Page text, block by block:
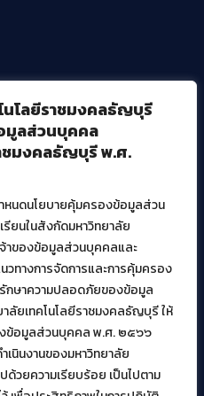
นโลยีราชมงคลธัญบุรี
มูลส่วนบุคคล
ชมงคลธัญบุรี พ.ศ.
หนดนโยบายคุ้มครองข้อมูลส่วน
ยนในสังกัดมหาวิทยาลัย
จ้าของข้อมูลส่วนบุคคลและ
วทางการจัดการและการคุ้มครอง
กษาความปลอดภัยของข้อมูล
ลัยเทคโนโลยีราชมงคลธัญบุรี ให้
ข้อมูลส่วนบุคคล พ.ศ. ๒๕๖๖
เนินงานของมหาวิทยาลัย
ด้วยความเรียบร้อย เป็นไปตาม
มดิจิทัล
งานภายนอก
กอบการ SME โดย. มทร.ธัญบุรี
ผู้ให้บริการเครื่องจักรกลทางการ
รรแปรรูปสินค้าเกษตรระดับชุมชน
งคมรายตำบลแบบบูรณาการ (1